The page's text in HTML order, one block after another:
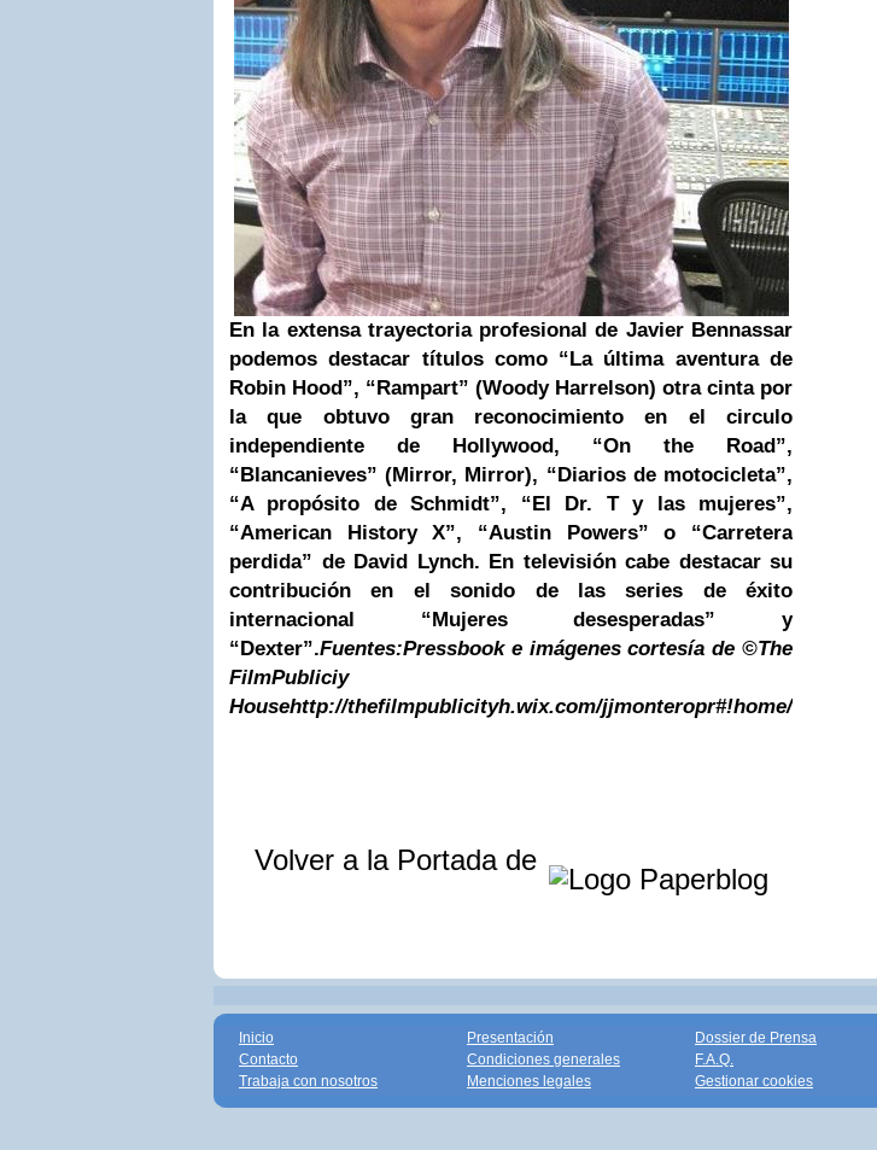
En la extensa trayectoria profesional de Javier Bennassar
podemos destacar títulos como “La última aventura de
Robin Hood”, “Rampart” (Woody Harrelson) otra cinta por
la que obtuvo gran reconocimiento en el circulo
independiente de Hollywood, “On the Road”,
“Blancanieves” (Mirror, Mirror), “Diarios de motocicleta”,
“A propósito de Schmidt”, “El Dr. T y las mujeres”,
“American History X”, “Austin Powers” o “Carretera
perdida” de David Lynch. En televisión cabe destacar su
contribución en el sonido de las series de éxito
internacional “Mujeres desesperadas” y
“Dexter”.Fuentes:Pressbook e imágenes cortesía de ©The
FilmPubliciy
Househttp://thefilmpublicityh.wix.com/jjmonteropr#!home/mainPage
Volver a la Portada de
Inicio
Contacto
Trabaja con nosotros
Presentación
Condiciones generales
Menciones legales
Dossier de Prensa
F.A.Q.
Gestionar cookies